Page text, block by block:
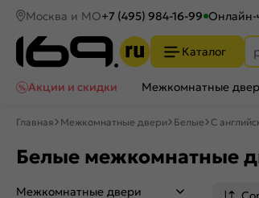
Москва и МО+7 (495) 984-16-99 Онлайн-
Каталог
Акции и скидки
Межкомнатные
Главная Межкомнатные двери Белые С
Белые межкомнатные
Межкомнатные двери